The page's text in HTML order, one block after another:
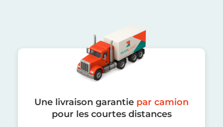
Une livraison garantie par camion
pour les courtes distances